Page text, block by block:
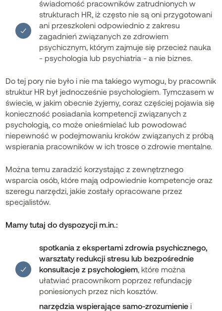
świadomość pracowników zatrudnionych w
strukturach HR, iż często nie są oni przygotowani
ani przeszkoleni odpowiednio z zakresu
zagadnień związanych ze zdrowiem
psychicznym, którym zajmuje się przecież nauka
- psychologia lub psychiatria - a nie biznes.
Do tej pory nie było i nie ma takiego wymogu, by pracownik
struktur HR był jednocześnie psychologiem. Tymczasem w
świecie, w jakim obecnie żyjemy, coraz częściej pojawia się
konieczność posiadania kompetencji związanych z
psychologią, co może onieśmielać lub powodować
niepewność w podejmowaniu kroków związanych z próbą
wspierania pracowników w ich trosce o zdrowie mentalne.
Można temu zaradzić korzystając z zewnętrznego
wsparcia osób, które mają odpowiednie kompetencje oraz
szeregu narzędzi, jakie zostały opracowane przez
specjalistów.
Mamy tutaj do dyspozycji m.in.:
spotkania z ekspertami zdrowia psychicznego,
warsztaty redukcji stresu lub bezpośrednie
konsultacje z psychologiem, które można
ułatwiać pracownikom poprzez refundację
poniesionych przez nich kosztów.
narzędzia wspierające samo-zrozumienie i